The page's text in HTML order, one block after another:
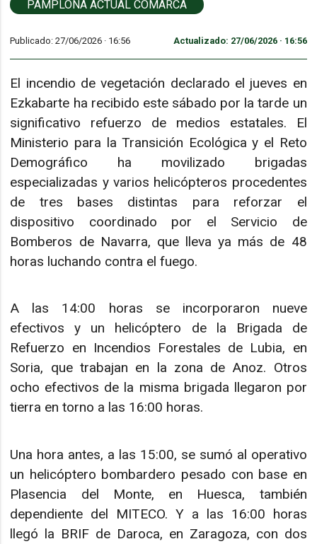
PAMPLONA ACTUAL COMARCA
Publicado: 27/06/2026 · 16:56 Actualizado: 27/06/2026 · 16:56
El incendio de vegetación declarado el jueves en
Ezkabarte ha recibido este sábado por la tarde un
significativo refuerzo de medios estatales. El
Ministerio para la Transición Ecológica y el Reto
Demográfico ha movilizado brigadas
especializadas y varios helicópteros procedentes
de tres bases distintas para reforzar el
dispositivo coordinado por el Servicio de
Bomberos de Navarra, que lleva ya más de 48
horas luchando contra el fuego.
A las 14:00 horas se incorporaron nueve
efectivos y un helicóptero de la Brigada de
Refuerzo en Incendios Forestales de Lubia, en
Soria, que trabajan en la zona de Anoz. Otros
ocho efectivos de la misma brigada llegaron por
tierra en torno a las 16:00 horas.
Una hora antes, a las 15:00, se sumó al operativo
un helicóptero bombardero pesado con base en
Plasencia del Monte, en Huesca, también
dependiente del MITECO. Y a las 16:00 horas
llegó la BRIF de Daroca, en Zaragoza, con dos